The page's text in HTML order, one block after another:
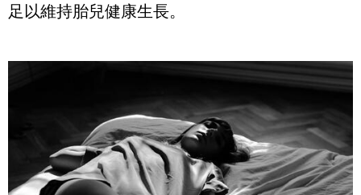
足以維持胎兒健康生長。